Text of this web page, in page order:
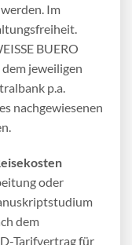
Im
BUERO
jeweiligen
p.a.
nachgewiesenen
oder
dem
Tarifvertrag für